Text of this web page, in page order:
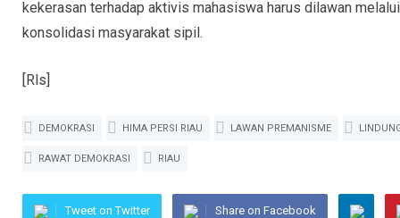
kekerasan terhadap aktivis mahasiswa harus dilawan
konsolidasi masyarakat sipil.
[Rls]
DEMOKRASI HIMA PERSI RIAU LAWAN PREMANISME
RAWAT DEMOKRASI RIAU
Tweet on Twitter Share on Facebook